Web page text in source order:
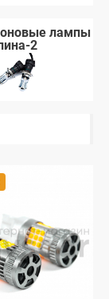
лампы
2